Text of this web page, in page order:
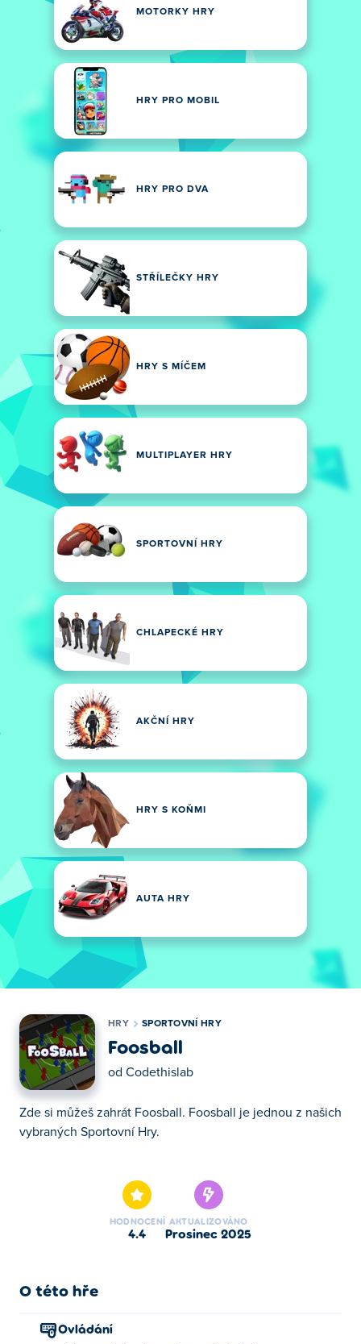
MOTORKY HRY
HRY PRO MOBIL
HRY PRO DVA
STŘÍLEČKY HRY
HRY S MÍČEM
MULTIPLAYER HRY
SPORTOVNÍ HRY
CHLAPECKÉ HRY
AKČNÍ HRY
HRY S KOŇMI
AUTA HRY
HRY SPORTOVNÍ HRY
Foosball
od Codethislab
Zde si můžeš zahrát Foosball. Foosball je jednou z našich
vybraných Sportovní Hry.
HODNOCENÍ
4.4
AKTUALIZOVÁNO
prosinec 2025
O této hře
Ovládání